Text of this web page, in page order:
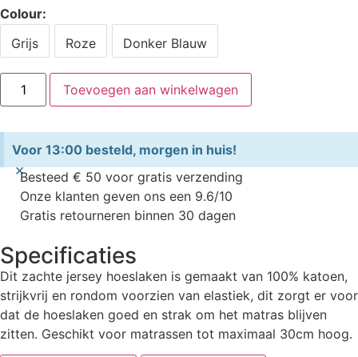
Colour
Grijs
Roze Donker Blauw
Toevoegen aan winkelwagen
Voor 13:00 besteld, morgen in huis!
×Besteed € 50 voor gratis verzending
Onze klanten geven ons een 9.6/10
Gratis retourneren binnen 30 dagen
Specificaties
Dit zachte jersey hoeslaken is gemaakt van 100% katoen,
strijkvrij en rondom voorzien van elastiek, dit zorgt er voor
dat de hoeslaken goed en strak om het matras blijven
zitten. Geschikt voor matrassen tot maximaal 30cm hoog.